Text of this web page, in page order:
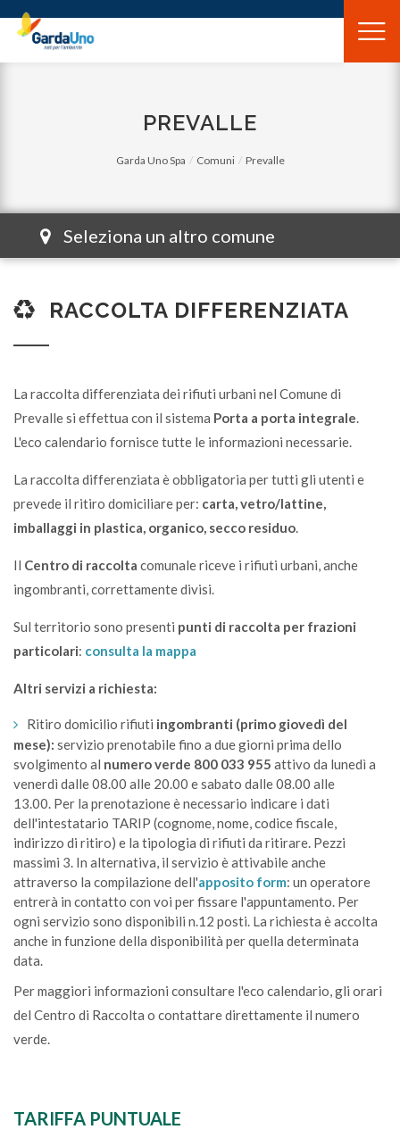
Gardauno
Spa
PREVALLE
Garda Uno Spa Comuni Prevalle
Seleziona un altro comune
RACCOLTA DIFFERENZIATA
La raccolta differenziata dei rifiuti urbani nel Comune di
Prevalle si effettua con il sistema Porta a porta integrale.
L'eco calendario fornisce tutte le informazioni necessarie.
La raccolta differenziata è obbligatoria per tutti gli utenti e
prevede il ritiro domiciliare per: carta, vetro/lattine,
imballaggi in plastica, organico, secco residuo.
Il Centro di raccolta comunalericeve i rifiuti urbani, anche
ingombranti, correttamente divisi.
Sul territorio sono presenti punti di raccolta per frazioni
particolari: consulta la mappa
Altri servizi a richiesta:
Ritiro domicilio rifiuti ingombranti (primo giovedì del
mese): servizio prenotabile fino a due giorni prima dello
svolgimento al numero verde 800 033 955 attivo da lunedì a
venerdì dalle 08.00 alle 20.00 e sabato dalle 08.00 alle
13.00. Per la prenotazione è necessario indicare i dati
dell'intestatario TARIP (cognome, nome, codice fiscale,
indirizzo di ritiro) e la tipologia di rifiuti da ritirare. Pezzi
massimi 3. In alternativa, il servizio è attivabile anche
attraverso la compilazione dell'apposito form: un operatore
entrerà in contatto con voi per fissare l'appuntamento. Per
ogni servizio sono disponibili n.12 posti. La richiesta è accolta
anche in funzione della disponibilità per quella determinata
data.
Per maggiori informazioni consultare l'eco calendario, gli orari
del Centro di Raccolta o contattare direttamente il numero
verde.
TARIFFA PUNTUALE